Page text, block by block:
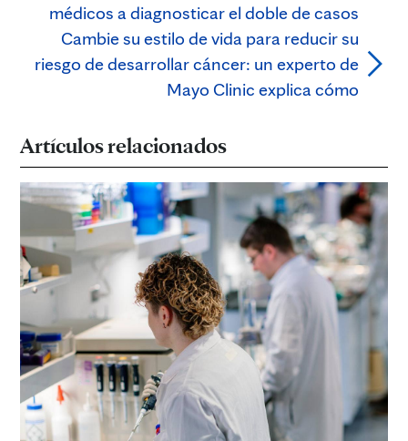
médicos a diagnosticar el doble de casos
Cambie su estilo de vida para reducir su
riesgo de desarrollar cáncer: un experto de
Mayo Clinic explica cómo
Artículos relacionados